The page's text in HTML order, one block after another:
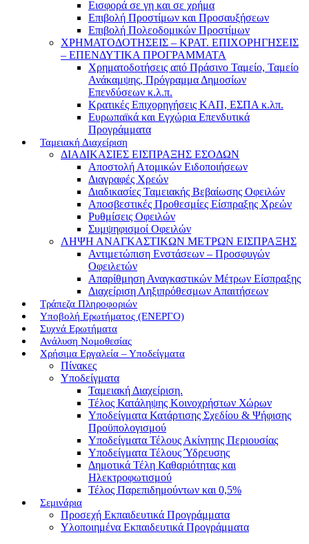
Εισφορά σε γη και σε χρήμα
Επιβολή Προστίμων και Προσαυξήσεων
Επιβολή Πολεοδομικών Προστίμων
ΧΡΗΜΑΤΟΔΟΤΗΣΕΙΣ – ΚΡΑΤ. ΕΠΙΧΟΡΗΓΗΣΕΙΣ
– ΕΠΕΝΔΥΤΙΚΑ ΠΡΟΓΡΑΜΜΑΤΑ
Χρηματοδοτήσεις από Πράσινο Ταμείο, Ταμείο
Ανάκαμψης, Πρόγραμμα Δημοσίων
Επενδύσεων κ.λ.π.
Κρατικές Επιχορηγήσεις ΚΑΠ, ΕΣΠΑ κ.λπ.
Ευρωπαϊκά και Εγχώρια Επενδυτικά
Προγράμματα
Ταμειακή Διαχείριση
ΔΙΑΔΙΚΑΣΙΕΣ ΕΙΣΠΡΑΞΗΣ ΕΣΟΔΩΝ
Αποστολή Ατομικών Ειδοποιήσεων
Διαγραφές Χρεών
Διαδικασίες Ταμειακής Βεβαίωσης Οφειλών
Αποσβεστικές Προθεσμίες Είσπραξης Χρεών
Ρυθμίσεις Οφειλών
Συμψηφισμοί Οφειλών
ΛΗΨΗ ΑΝΑΓΚΑΣΤΙΚΩΝ ΜΕΤΡΩΝ ΕΙΣΠΡΑΞΗΣ
Αντιμετώπιση Ενστάσεων – Προσφυγών
Οφειλετών
Απαρίθμηση Αναγκαστικών Μέτρων Είσπραξης
Διαχείριση Ληξιπρόθεσμων Απαιτήσεων
Τράπεζα Πληροφοριών
Υποβολή Ερωτήματος (ΕΝΕΡΓΟ)
Συχνά Ερωτήματα
Ανάλυση Νομοθεσίας
Χρήσιμα Εργαλεία – Υποδείγματα
Πίνακες
Υποδείγματα
Ταμειακή Διαχείριση.
Τέλος Κατάληψης Κοινοχρήστων Χώρων
Υποδείγματα Κατάρτισης Σχεδίου & Ψήφισης
Προϋπολογισμού
Υποδείγματα Τέλους Ακίνητης Περιουσίας
Υποδείγματα Τέλους Ύδρευσης
Δημοτικά Τέλη Καθαριότητας και
Ηλεκτροφωτισμού
Τέλος Παρεπιδημούντων και 0,5%
Σεμινάρια
Προσεχή Εκπαιδευτικά Προγράμματα
Υλοποιημένα Εκπαιδευτικά Προγράμματα